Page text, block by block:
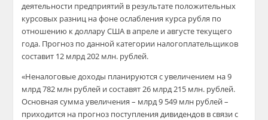
деятельности предприятий в результате положительных
курсовых разниц на фоне ослабления курса рубля по
отношению к доллару США в апреле и августе текущего
года. Прогноз по данной категории налогоплательщиков
составит 12 млрд 202 млн. рублей.
«Неналоговые доходы планируются с увеличением на 9
млрд 782 млн рублей и составят 26 млрд 215 млн. рублей.
Основная сумма увеличения – млрд 9 549 млн рублей –
приходится на прогноз поступления дивидендов в связи с